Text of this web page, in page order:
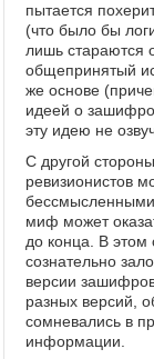
пытается
(что было бы
лишь стараются
общепринятый
же основе
идеей о
эту идею не
С другой
ревизионистов
миф может
до конца. В этом
сознательно
версии
разных версий,
сомневались в
информации.